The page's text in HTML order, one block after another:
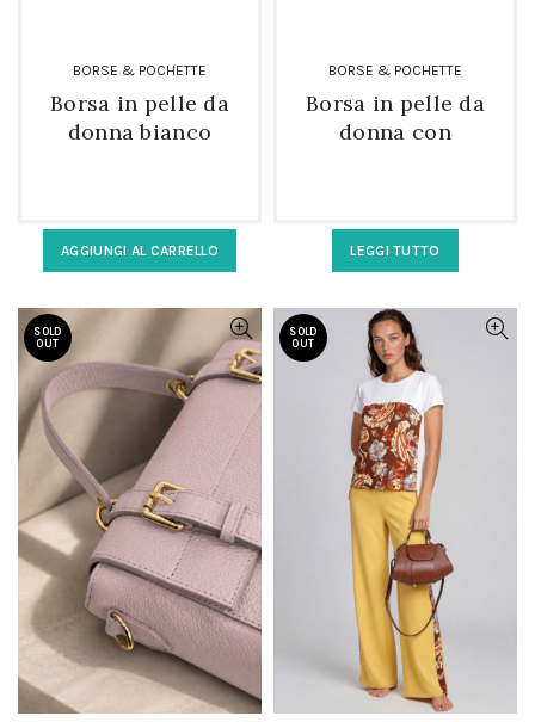
BORSE & POCHETTE
Borsa in pelle da
donna bianco
AGGIUNGI AL CARRELLO
BORSE & POCHETTE
Borsa in pelle da
donna con
LEGGI TUTTO
SOLD
OUT
SOLD
OUT